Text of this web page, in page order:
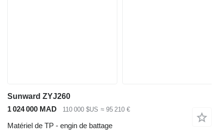
Sunward ZYJ260
1 024 000 MAD
110 000 $US ≈ 95 210 €
Matériel de TP - engin de battage